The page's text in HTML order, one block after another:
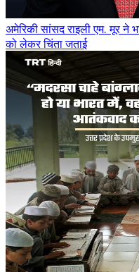
अमेरिकी सांसद राइली एम. मूर ने
को लेकर चिंता जताई